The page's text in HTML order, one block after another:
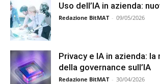
Uso dell’IA in azienda:
Redazione BitMAT - 09/05/2026
Privacy e IA in azienda: la
della governance sull’IA
Redazione BitMAT - 30/04/2026